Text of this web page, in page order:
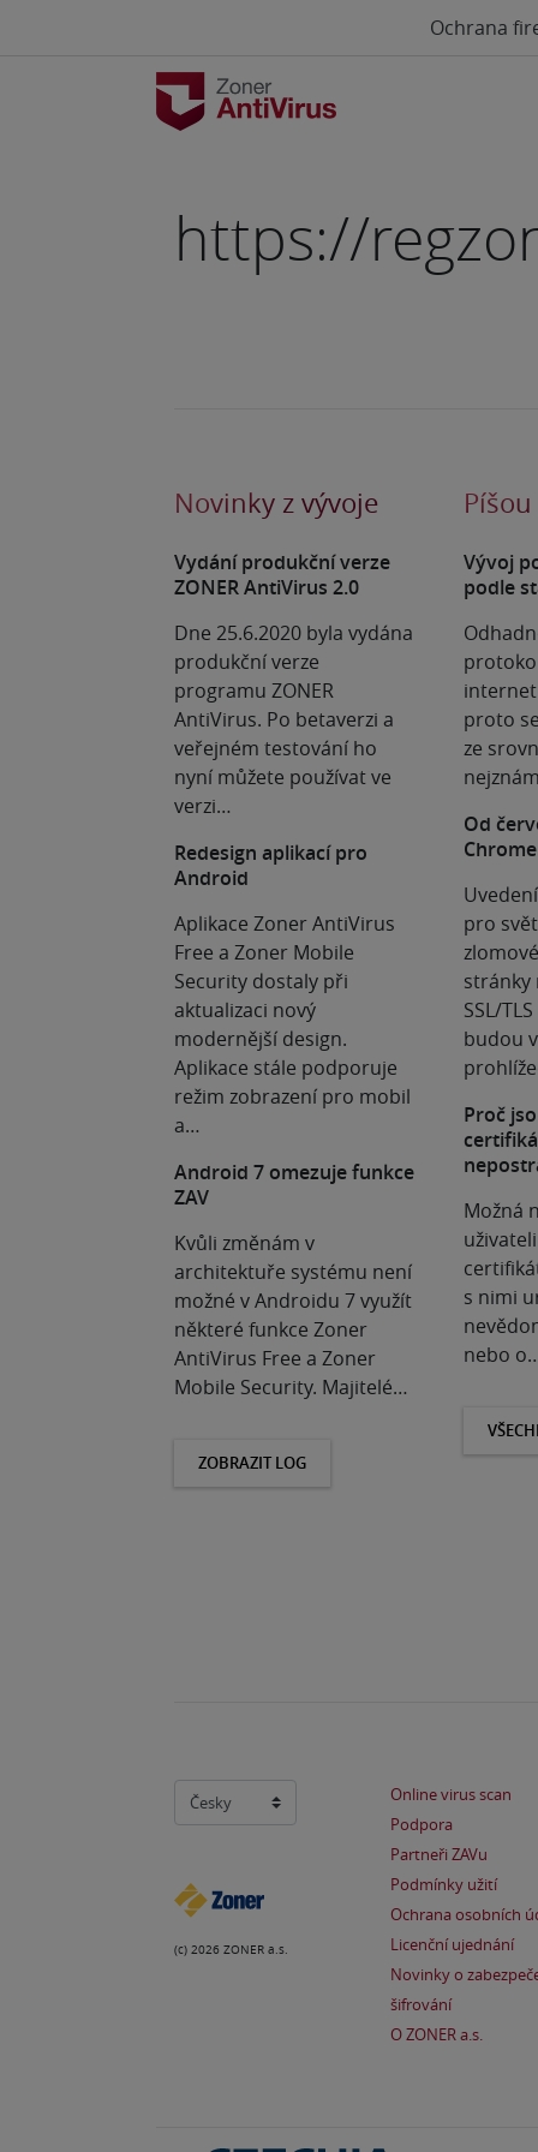
Ochrana
https://
Novinky z vývoje
Vydání produkční verze
ZONER AntiVirus 2.0
Dne 25.6.2020 byla vydána
produkční verze
programu ZONER
AntiVirus. Po betaverzi a
veřejném testování ho
nyní můžete používat ve
verzi…
Redesign aplikací pro
Android
Aplikace Zoner AntiVirus
Free a Zoner Mobile
Security dostaly při
aktualizaci nový
modernější design.
Aplikace stále podporuje
režim zobrazení pro mobil
a…
Android 7 omezuje funkce
ZAV
Kvůli změnám v
architektuře systému není
možné v Androidu 7 využít
některé funkce Zoner
AntiVirus Free a Zoner
Mobile Security. Majitelé…
ZOBRAZIT LOG
Vývoj
podle
proto
ze
Od
pro
stránky
SSL/
budou
Proč
Možná
s nimi
nebo
(c) 2026 ZONER a.s.
Online virus scan
Podpora
Partneři ZAVu
Podmínky užití
Ochrana osobních
Licenční ujednání
Novinky o
šifrování
O ZONER a.s.